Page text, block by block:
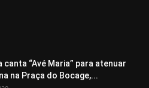
“Avé Maria” para atenuar
na Praça do Bocage,...